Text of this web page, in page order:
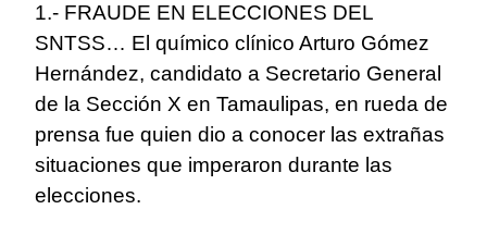
1.- FRAUDE EN ELECCIONES DEL
SNTSS… El químico clínico Arturo Gómez
Hernández, candidato a Secretario General
de la Sección X en Tamaulipas, en rueda de
prensa fue quien dio a conocer las extrañas
situaciones que imperaron durante las
elecciones.